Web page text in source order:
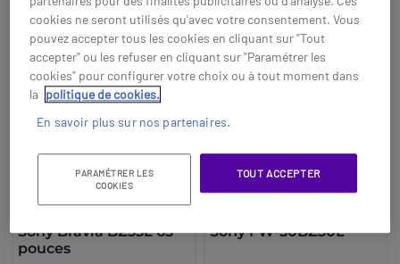
Sony Bravia BZ35L 65
pouces
Sony FW-50BZ30L
cookies ne seront utilisés qu'avec votre consentement. Vous
pouvez accepter tous les cookies en cliquant sur "Tout
accepter" ou les refuser en cliquant sur "Paramétrer les
cookies" pour configurer votre choix ou à tout moment dans
la politique de cookies.
En savoir plus sur nos partenaires.
PARAMÉTRER LES
COOKIES
TOUT ACCEPTER